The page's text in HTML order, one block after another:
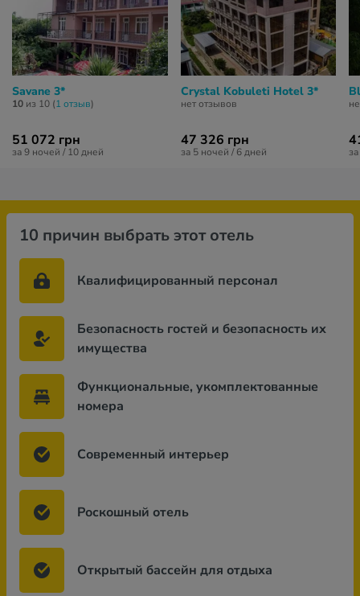
Savane 3*
10 из 10 (1 отзыв)
51 072 грн
за 9 ночей / 10 дней
Crystal Kobuleti Hotel 3*
нет отзывов
47 326 грн
за 5 ночей / 6 дней
10 причин выбрать этот отель
Квалифицированный персонал
Безопасность гостей и безопасность их
имущества
Функциональные, укомплектованные
номера
Современный интерьер
Роскошный отель
Открытый бассейн для отдыха